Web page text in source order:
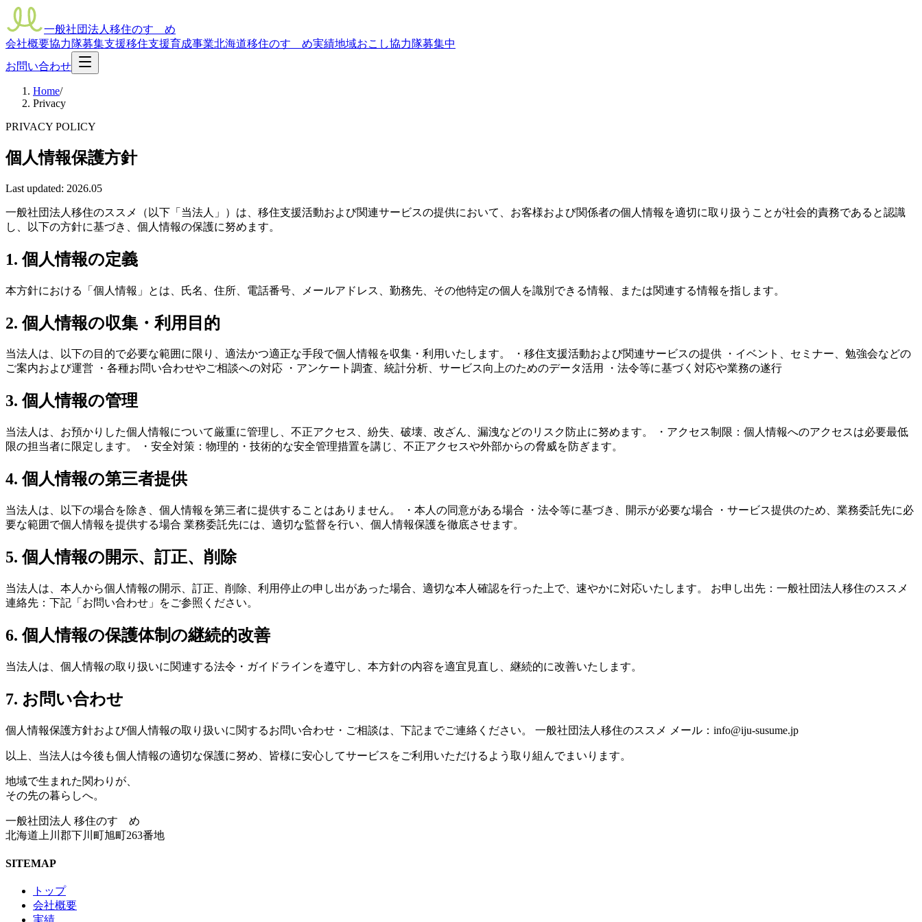
一般社団法人移住のすゝめ
会社概要協力隊募集支援移住支援育成事業北海道移住のすゝめ実績地域おこし協力隊募集中
お問い合わせ
Home/
Privacy
PRIVACY POLICY
個人情報保護方針
Last updated: 2026.05
一般社団法人移住のススメ
（以下「当法人」）は、移住支援活動および関連サービスの提供において、お客様および関係者の個人情報を適切に取り扱うことが社会的責務であると認識
し、以下の方針に基づき、個人情報の保護に努めます。
1. 個人情報の定義
本方針における「個人情報」とは、氏名、住所、電話番号、メールアドレス、勤務先、その他特定の個人を識別できる情報、または関連する情報を指します。
2. 個人情報の収集・利用目的
当法人は、以下の目的で必要な範囲に限り、適法かつ適正な手段で個人情報を収集・利用いたします。 ・移住支援活動および関連サービスの提供 ・イベント、セミナー、勉強会などの
ご案内および運営 ・各種お問い合わせやご相談への対応 ・アンケート調査、統計分析、サービス向上のためのデータ活用 ・法令等に基づく対応や業務の遂行
3. 個人情報の管理
当法人は、お預かりした個人情報について厳重に管理し、不正アクセス、紛失、破壊、改ざん、漏洩などのリスク防止に努めます。 ・アクセス制限：個人情報へのアクセスは必要最低
限の担当者に限定します。 ・安全対策：物理的・技術的な安全管理措置を講じ、不正アクセスや外部からの脅威を防ぎます。
4. 個人情報の第三者提供
当法人は、以下の場合を除き、個人情報を第三者に提供することはありません。 ・本人の同意がある場合 ・法令等に基づき、開示が必要な場合 ・サービス提供のため、業務委託先に必
要な範囲で個人情報を提供する場合 業務委託先には、適切な監督を行い、個人情報保護を徹底させます。
5. 個人情報の開示、訂正、削除
当法人は、本人から個人情報の開示、訂正、削除、利用停止の申し出があった場合、適切な本人確認を行った上で、速やかに対応いたします。 お申し出先：一般社団法人移住のススメ
連絡先：下記「お問い合わせ」をご参照ください。
6. 個人情報の保護体制の継続的改善
当法人は、個人情報の取り扱いに関連する法令・ガイドラインを遵守し、本方針の内容を適宜見直し、継続的に改善いたします。
7. お問い合わせ
個人情報保護方針および個人情報の取り扱いに関するお問い合わせ・ご相談は、下記までご連絡ください。 一般社団法人移住のススメ メール：info@iju-susume.jp
以上、当法人は今後も個人情報の適切な保護に努め、皆様に安心してサービスをご利用いただけるよう取り組んでまいります。
地域で生まれた関わりが、
その先の暮らしへ。
一般社団法人 移住のすゝめ
北海道上川郡下川町旭町263番地
SITEMAP
トップ
会社概要
実績